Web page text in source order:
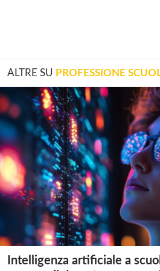
ALTRE SU PROFESSIONE
Intelligenza artificiale a